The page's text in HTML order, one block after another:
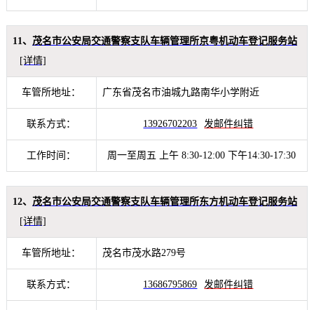
11、 茂名市公安局交通警察支队车辆管理所京粤机动车登记服务站
[详情]
车管所地址： 广东省茂名市油城九路南华小学附近
联系方式： 13926702203 发邮件纠错
工作时间： 周一至周五 上午 8:30-12:00 下午14:30-17:30
12、 茂名市公安局交通警察支队车辆管理所东方机动车登记服务站
[详情]
车管所地址： 茂名市茂水路279号
联系方式： 13686795869 发邮件纠错